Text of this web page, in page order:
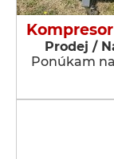
Prodej /
Ponúkam